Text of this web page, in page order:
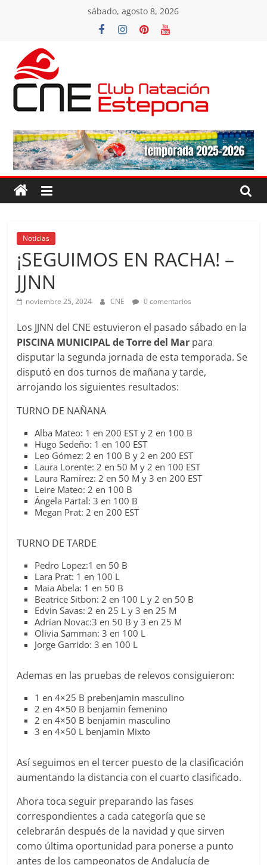
sábado, agosto 8, 2026
Club
Natacion
Estepona
Club
Natacion
Noticias
¡SEGUIMOS EN RACHA! –
JJNN
noviembre 25, 2024 CNE 0 comentarios
Los JJNN del CNE estuvieron el pasado sábado en la
PISCINA MUNICIPAL de Torre del Mar para
disputar la segunda jornada de esta temporada. Se
disputó en dos turnos de mañana y tarde,
arrojando los siguientes resultados:
TURNO DE NAÑANA
Alba Mateo: 1 en 200 EST y 2 en 100 B
Hugo Sedeño: 1 en 100 EST
Leo Gómez: 2 en 100 B y 2 en 200 EST
Laura Lorente: 2 en 50 M y 2 en 100 EST
Laura Ramírez: 2 en 50 M y 3 en 200 EST
Leire Mateo: 2 en 100 B
Ángela Partal: 3 en 100 B
Megan Prat: 2 en 200 EST
TURNO DE TARDE
Pedro Lopez:1 en 50 B
Lara Prat: 1 en 100 L
Maia Abela: 1 en 50 B
Beatrice Sitbon: 2 en 100 L y 2 en 50 B
Edvin Savas: 2 en 25 L y 3 en 25 M
Adrian Novac:3 en 50 B y 3 en 25 M
Olivia Samman: 3 en 100 L
Jorge Garrido: 3 en 100 L
Ademas en las pruebas de relevos consiguieron:
1 en 4×25 B prebenjamin masculino
2 en 4×50 B benjamin femenino
2 en 4×50 B benjamin masculino
3 en 4×50 L benjamin Mixto
Así seguimos en el tercer puesto de la clasificación
aumentando la distancia con el cuarto clasificado.
Ahora toca seguir preparando las fases
correspondientes a cada categoría que se
celebrarán después de la navidad y que sirven
como última oportunidad para ponerse a punto
antes de los campeonatos de Andalucía de